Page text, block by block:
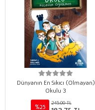
Dünyanın En Sıkıcı (Olmayan)
Okulu 3
%25
245,00 TL